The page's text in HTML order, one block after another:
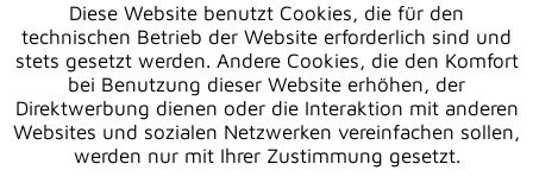
Diese Website benutzt Cookies, die für den
technischen Betrieb der Website erforderlich sind und
stets gesetzt werden. Andere Cookies, die den Komfort
bei Benutzung dieser Website erhöhen, der
Direktwerbung dienen oder die Interaktion mit anderen
Websites und sozialen Netzwerken vereinfachen sollen,
werden nur mit Ihrer Zustimmung gesetzt.